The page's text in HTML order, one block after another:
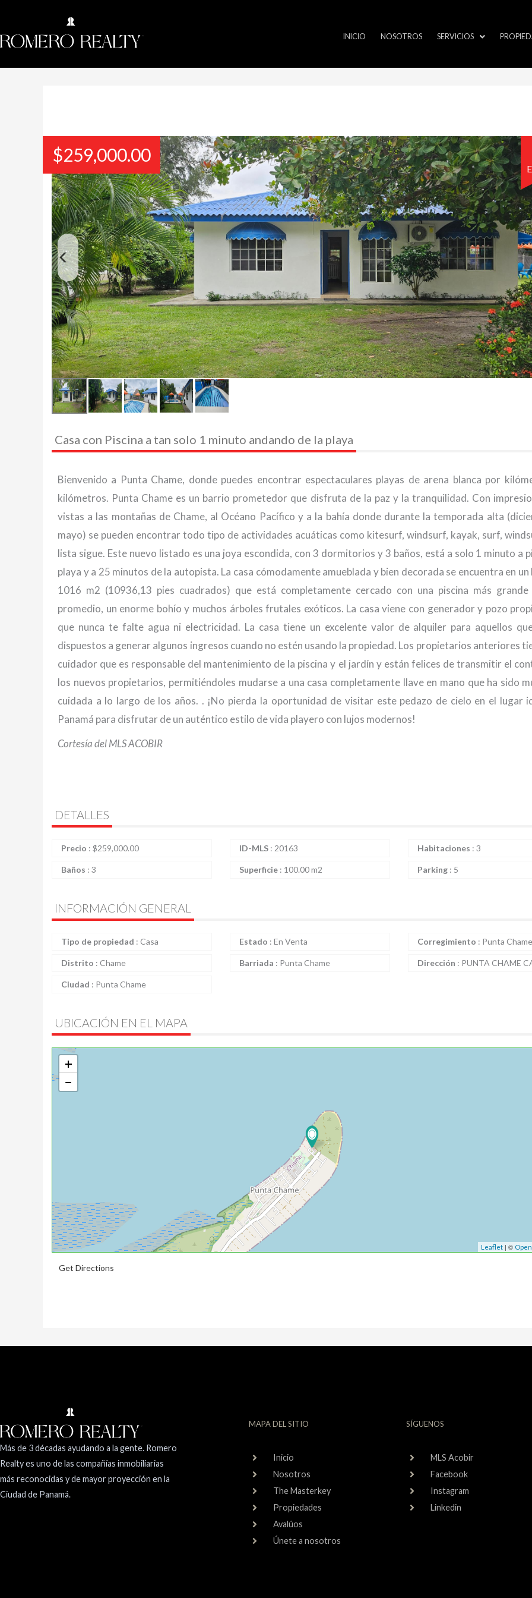
INICIO NOSOTROS SERVICIOS
$259,000.00
Casa con Piscina a tan solo 1 minuto andando de la playa
Bienvenido a Punta Chame, donde puedes encontrar espectaculares playas de arena blanca por
kilómetros. Punta Chame es un barrio prometedor que disfruta de la paz y la tranquilidad. Con
vistas a las montañas de Chame, al Océano Pacífico y a la bahía donde durante la temporada alta
mayo) se pueden encontrar todo tipo de actividades acuáticas como kitesurf, windsurf, kayak, surf,
lista sigue. Este nuevo listado es una joya escondida, con 3 dormitorios y 3 baños, está a solo 1 minuto a
playa y a 25 minutos de la autopista. La casa cómodamente amueblada y bien decorada se encuentra en
1016 m2 (10936,13 pies cuadrados) que está completamente cercado con una piscina más
promedio, un enorme bohío y muchos árboles frutales exóticos. La casa viene con generador y pozo
que nunca te falte agua ni electricidad. La casa tiene un excelente valor de alquiler para aquellos
dispuestos a generar algunos ingresos cuando no estén usando la propiedad. Los propietarios anteriores
cuidador que es responsable del mantenimiento de la piscina y el jardín y están felices de transmitir el
los nuevos propietarios, permitiéndoles mudarse a una casa completamente llave en mano que ha sido
cuidada a lo largo de los años. . ¡No pierda la oportunidad de visitar este pedazo de cielo en el lugar
Panamá para disfrutar de un auténtico estilo de vida playero con lujos modernos!
Cortesía del MLS ACOBIR
DETALLES
Precio : $259,000.00 ID-MLS : 20163 Habitaciones : 3
Baños : 3 Superficie : 100.00 m2 Parking : 5
INFORMACIÓN GENERAL
Tipo de propiedad : Casa Estado : En Venta Corregimiento : Punta Chame
Distrito : Chame Barriada : Punta Chame Dirección : PUNTA CHAME
Ciudad : Punta Chame
UBICACIÓN EN EL MAPA
+
−
Leaflet | ©
Get Directions
Más de 3 décadas ayudando a la gente. Romero
Realty es uno de las compañías inmobiliarias
más reconocidas y de mayor proyección en la
Ciudad de Panamá.
MAPA DEL SITIO
Inicio
Nosotros
The Masterkey
Propiedades
Avalúos
Únete a nosotros
SÍGUENOS
MLS Acobir
Facebook
Instagram
Linkedin